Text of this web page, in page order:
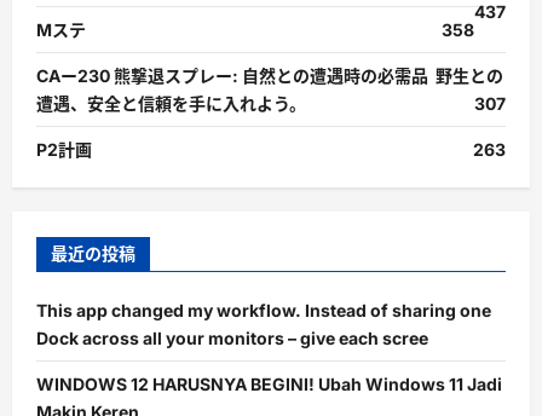
437
Mステ
358
CAー230 熊撃退スプレー: 自然との遭遇時の必需品 野生との
遭遇、安全と信頼を手に入れよう。
307
P2計画 263
最近の投稿
This app changed my workflow. Instead of sharing one
Dock across all your monitors – give each scree
WINDOWS 12 HARUSNYA BEGINI! Ubah Windows 11 Jadi